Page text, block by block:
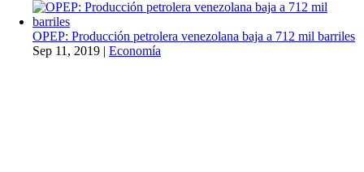
OPEP: Producción petrolera venezolana baja a 712 mil barriles
Sep 11, 2019 | Economía